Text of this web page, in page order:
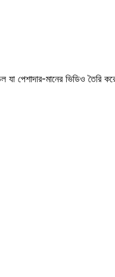
মানের ভিডিও তৈরি